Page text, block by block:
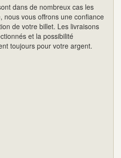
dans de nombreux cas les
nous vous offrons une confiance
de votre billet. Les livraisons
et la possibilité
toujours pour votre argent.